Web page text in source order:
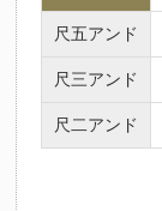
尺五アンド
尺三アンド
尺二アンド